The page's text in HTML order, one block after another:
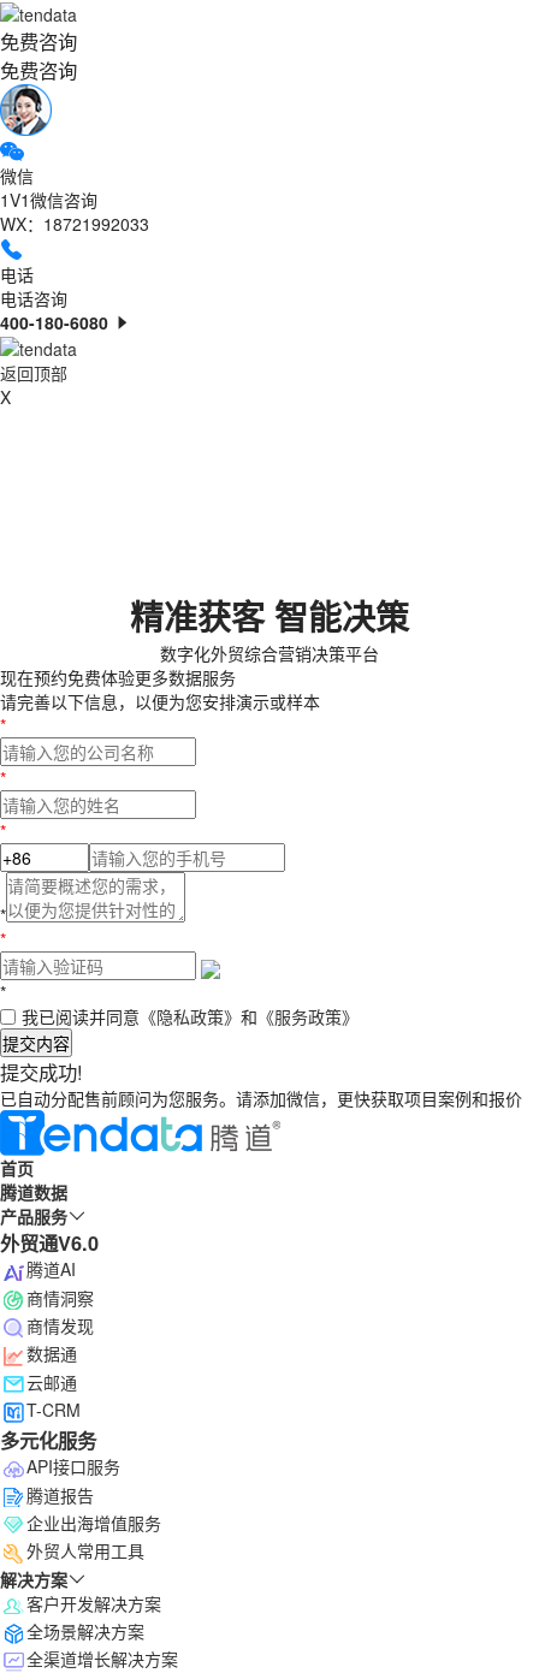
免费咨询
免费咨询
微信
1V1微信咨询
WX：18721992033
电话
电话咨询
400-180-6080
返回顶部
X
精准获客 智能决策
数字化外贸综合营销决策平台
现在预约免费体验更多数据服务
请完善以下信息，以便为您安排演示或样本
*
*
*
*
*
*
我已阅读并同意 《隐私政策》 和 《服务政策》
提交内容
提交成功!
已自动分配售前顾问为您服务。请添加微信，更快获取项目案例和报价
首页
腾道数据
产品服务
外贸通V6.0
腾道AI
商情洞察
商情发现
数据通
云邮通
T-CRM
多元化服务
API接口服务
腾道报告
企业出海增值服务
外贸人常用工具
解决方案
客户开发解决方案
全场景解决方案
全渠道增长解决方案